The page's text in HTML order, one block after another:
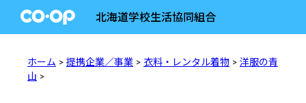
北海道学校生活協同組合
ホーム > 提携企業／事業 > 衣料・レンタル着物 > 洋服の青
山 >